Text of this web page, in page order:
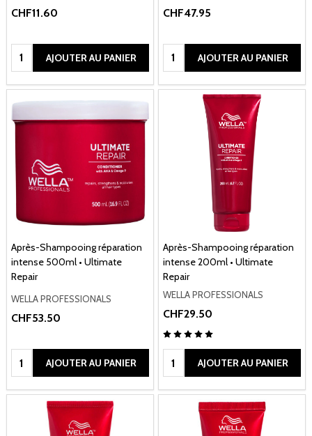
CHF11.60
Quantité:AJOUTER AU PANIER
CHF47.95
Quantité:AJOUTER AU PANIER
Après-Shampooing réparation
intense 500ml • Ultimate
Repair
WELLA PROFESSIONALS
CHF53.50
Quantité:AJOUTER AU PANIER
Après-Shampooing réparation
intense 200ml • Ultimate
Repair
WELLA PROFESSIONALS
CHF29.50
Quantité:AJOUTER AU PANIER